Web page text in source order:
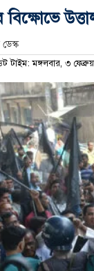
বিক্ষোভে
টাইম: মঙ্গলবার, ৩